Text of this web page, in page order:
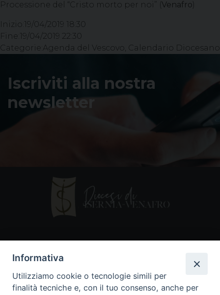
Processione del “Cristo morto per noi” (Venafro)
Inizio: 19/04/2019 18:30
Fine: 19/04/2019 22:30
Categorie: Agenda del Vescovo, Calendario Diocesano
Iscriviti alla nostra
newsletter
86170 Isernia
086550849
Informativa
Utilizziamo cookie o tecnologie simili per
finalità tecniche e, con il tuo consenso, anche per